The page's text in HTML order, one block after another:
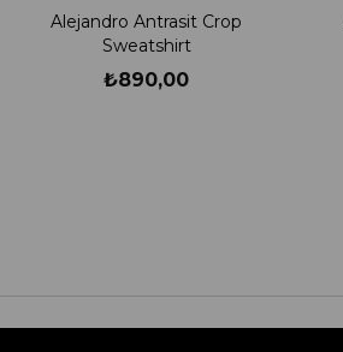
Alejandro Antrasit Crop
Sweatshirt
₺890,00